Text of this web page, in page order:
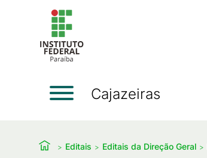
Cajazeiras
Editais Editais da Direção Geral